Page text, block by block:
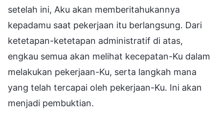
setelah ini, Aku akan memberitahukannya
kepadamu saat pekerjaan itu berlangsung. Dari
ketetapan-ketetapan administratif di atas,
engkau semua akan melihat kecepatan-Ku dalam
melakukan pekerjaan-Ku, serta langkah mana
yang telah tercapai oleh pekerjaan-Ku. Ini akan
menjadi pembuktian.